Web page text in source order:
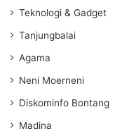
Teknologi & Gadget
Tanjungbalai
Agama
Neni Moerneni
Diskominfo Bontang
Madina